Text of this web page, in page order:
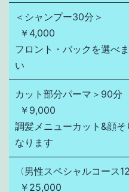
＜シャンプー30分＞
￥4,000
フロント・バックを選べ
い
カット部分パーマ＞90分
￥9,000
調髪メニューカット&顔
なります
〈男性スペシャルコース
￥25,000